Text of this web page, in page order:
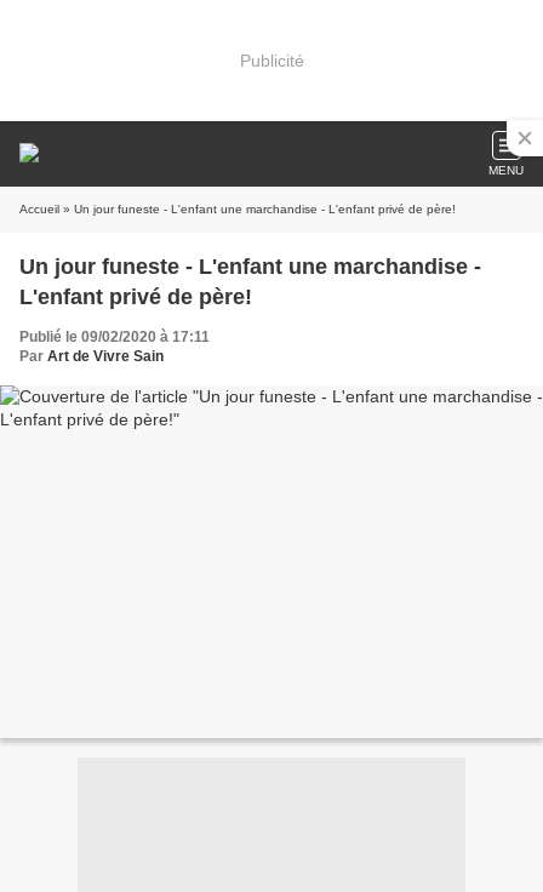
Publicité
MENU
Accueil » Un jour funeste - L'enfant une marchandise - L'enfant privé de père!
Un jour funeste - L'enfant une marchandise -
L'enfant privé de père!
Publié le 09/02/2020 à 17:11
Par Art de Vivre Sain